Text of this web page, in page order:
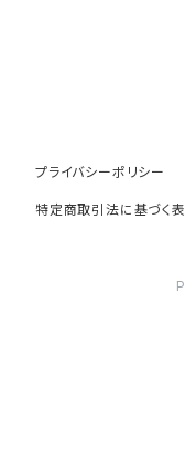
プライバシーポリシー
特定商取引法に基づく